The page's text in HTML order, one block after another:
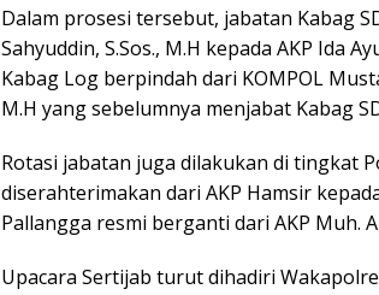
Dalam prosesi tersebut, jabatan Kabag
Sahyuddin, S.Sos., M.H kepada AKP Ida
Kabag Log berpindah dari KOMPOL
M.H yang sebelumnya menjabat Kabag
Rotasi jabatan juga dilakukan di tingkat
diserahterimakan dari AKP Hamsir
Pallangga resmi berganti dari AKP Muh.
Upacara Sertijab turut dihadiri